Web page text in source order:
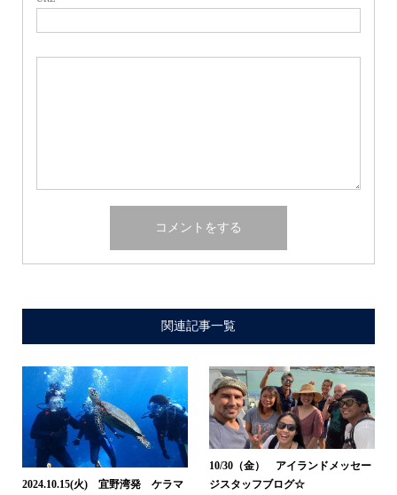
関連記事一覧
2024.10.15(火) 宜野湾発 ケラマ
10/30（金） アイランドメッセー
ジスタッフブログ☆